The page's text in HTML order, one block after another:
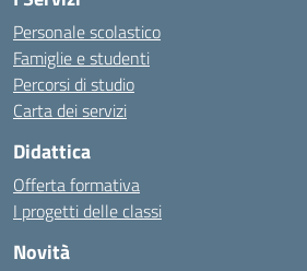
Personale scolastico
Famiglie e studenti
Percorsi di studio
Carta dei servizi
Didattica
Offerta formativa
I progetti delle classi
Novità